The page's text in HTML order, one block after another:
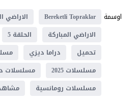
اوسمة
Bereketli Topraklar
الاراضي
الاراضي المباركة
الحلقة 5
تحميل
دراما ديزي
مسلسلات 2025
مسلسلات
مسلسلات رومانسية